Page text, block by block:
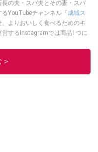
の夫・スパ夫とその妻・スパ
YouTubeチャンネル『成城ス
よりおいしく食べるためのキ
営するInstagramでは商品1つに